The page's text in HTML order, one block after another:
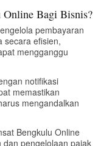
Online Bagi Bisnis?
pembayaran
secara efisien,
mengganggu
notifikasi
memastikan
mengandalkan
Bengkulu Online
pengelolaan pajak